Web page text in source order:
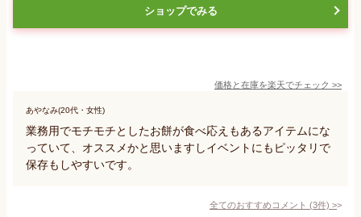
ショップでみる
価格と在庫を楽天でチェック >>
あやなみ(20代・女性)
業務用でモチモチとしたお餅が食べ応えもあるアイテムにな
っていて、オススメかと思いますしイベントにもピッタリで
保存もしやすいです。
全てのおすすめコメント (3件) >